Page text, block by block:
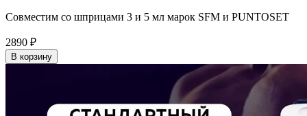
Совместим со шприцами 3 и 5 мл марок SFM и PUNTOSET
2890 ₽
В корзину